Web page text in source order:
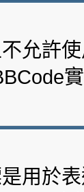
允許
用於